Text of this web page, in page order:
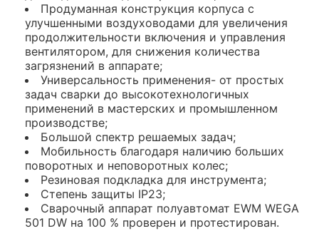
Продуманная конструкция корпуса с
улучшенными воздуховодами для увеличения
продолжительности включения и управления
вентилятором, для снижения количества
загрязнений в аппарате;
Универсальность применения- от простых
задач сварки до высокотехнологичных
применений в мастерских и промышленном
производстве;
Большой спектр решаемых задач;
Мобильность благодаря наличию больших
поворотных и неповоротных колес;
Резиновая подкладка для инструмента;
Степень защиты IP23;
Сварочный аппарат полуавтомат EWM WEGA
501 DW на 100 % проверен и протестирован.